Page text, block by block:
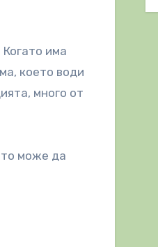
има
което води
много от
може да